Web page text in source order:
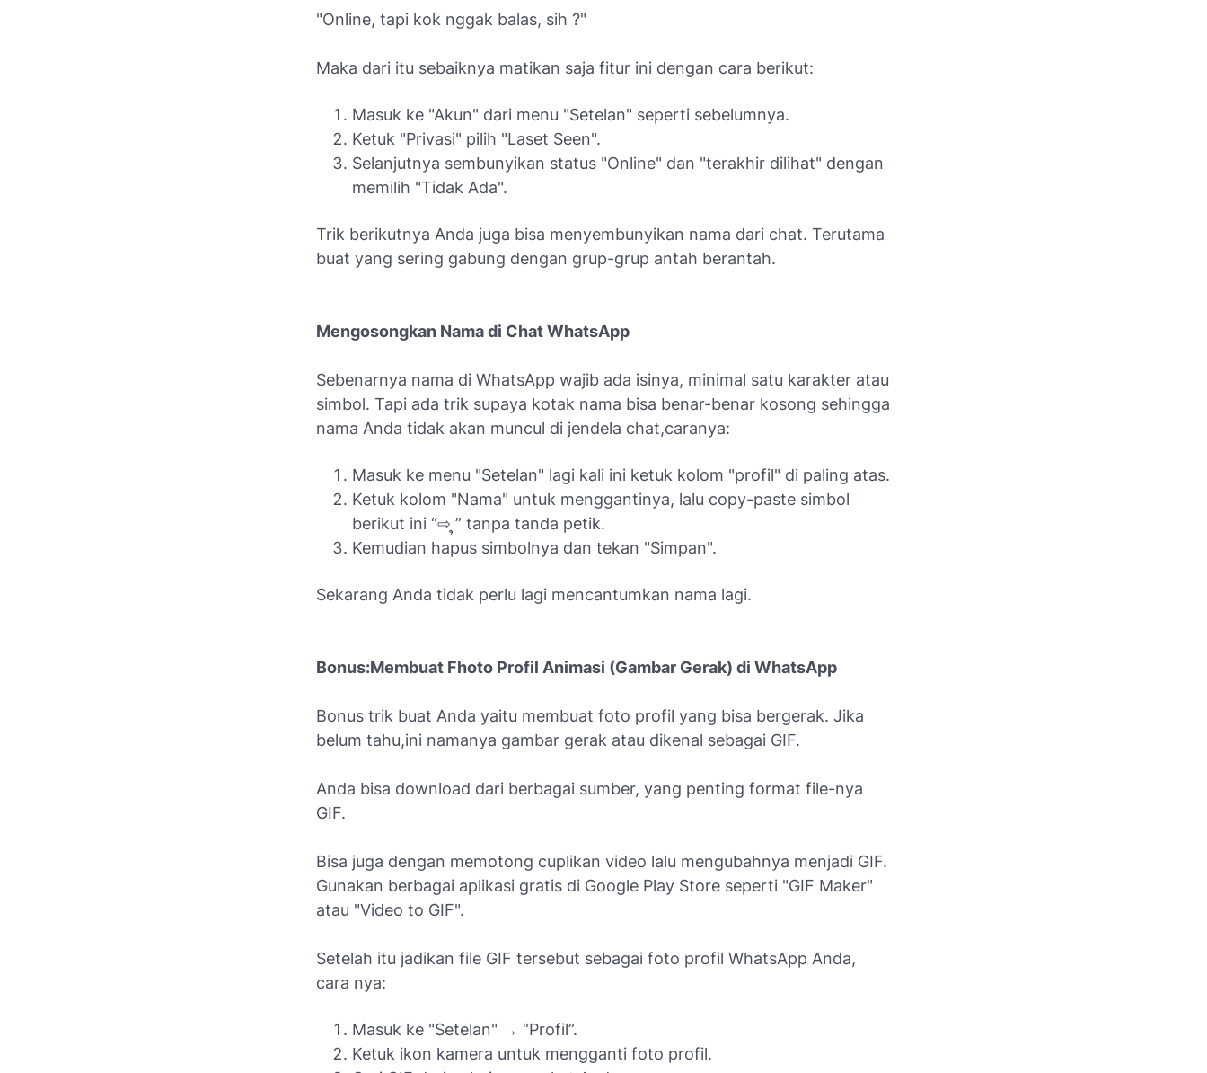
"Online, tapi kok nggak balas, sih ?"
Maka dari itu sebaiknya matikan saja fitur ini dengan cara berikut:
Masuk ke "Akun" dari menu "Setelan" seperti sebelumnya.
Ketuk "Privasi" pilih "Laset Seen".
Selanjutnya sembunyikan status "Online" dan "terakhir dilihat" dengan
memilih "Tidak Ada".
Trik berikutnya Anda juga bisa menyembunyikan nama dari chat. Terutama
buat yang sering gabung dengan grup-grup antah berantah.
Mengosongkan Nama di Chat WhatsApp
Sebenarnya nama di WhatsApp wajib ada isinya, minimal satu karakter atau
simbol. Tapi ada trik supaya kotak nama bisa benar-benar kosong sehingga
nama Anda tidak akan muncul di jendela chat,caranya:
Masuk ke menu "Setelan" lagi kali ini ketuk kolom "profil" di paling atas.
Ketuk kolom "Nama" untuk menggantinya, lalu copy-paste simbol
berikut ini “⇨ ຸ” tanpa tanda petik.
Kemudian hapus simbolnya dan tekan "Simpan".
Sekarang Anda tidak perlu lagi mencantumkan nama lagi.
Bonus:Membuat Fhoto Profil Animasi (Gambar Gerak) di WhatsApp
Bonus trik buat Anda yaitu membuat foto profil yang bisa bergerak. Jika
belum tahu,ini namanya gambar gerak atau dikenal sebagai GIF.
Anda bisa download dari berbagai sumber, yang penting format file-nya
GIF.
Bisa juga dengan memotong cuplikan video lalu mengubahnya menjadi GIF.
Gunakan berbagai aplikasi gratis di Google Play Store seperti "GIF Maker"
atau "Video to GIF".
Setelah itu jadikan file GIF tersebut sebagai foto profil WhatsApp Anda,
cara nya:
Masuk ke "Setelan" → “Profil”.
Ketuk ikon kamera untuk mengganti foto profil.